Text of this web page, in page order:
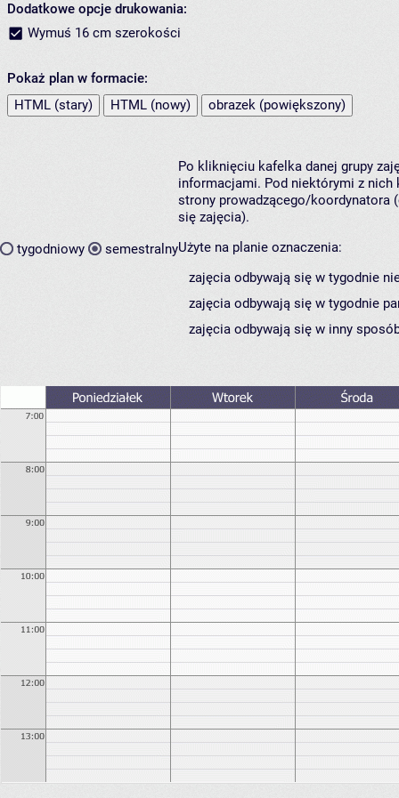
Dodatkowe opcje drukowania:
Wymuś 16 cm szerokości
Pokaż plan w formacie:
HTML (stary)
HTML (nowy) obrazek (powiększony)
tygodniowy semestralny
Po kliknięciu kafelka danej grupy
informacjami. Pod niektórymi z nich
strony prowadzącego/koordynatora
się zajęcia).
Użyte na planie oznaczenia:
zajęcia odbywają się w tygodnie
zajęcia odbywają się w tygodnie
zajęcia odbywają się w inny